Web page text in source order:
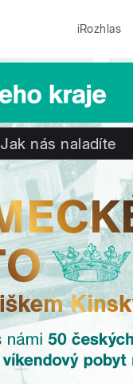
iRozhlas
Jak nás naladíte